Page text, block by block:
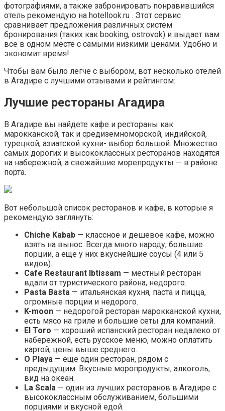
фотографиями, а также забронировать понравившийся
отель рекомендую на hotellook.ru . Этот сервис
сравнивает предложения различных систем
бронирования (таких как booking, ostrovok) и выдает вам
все в одном месте с самыми низкими ценами. Удобно и
экономит время!
Чтобы вам было легче с выбором, вот несколько отелей
в Агадире с лучшими отзывами и рейтингом:
Лучшие рестораны Агадира
В Агадире вы найдете кафе и рестораны как
марокканской, так и средиземноморской, индийской,
турецкой, азиатской кухни- выбор большой. Множество
самых дорогих и высококлассных ресторанов находятся
на набережной, а свежайшие морепродукты — в районе
порта.
Вот небольшой список ресторанов и кафе, в которые я
рекомендую заглянуть:
Chiche Kabab — классное и дешевое кафе, можно
взять на вынос. Всегда много народу, большие
порции, а еще у них вкуснейшие соусы (4 или 5
видов).
Cafe Restaurant Ibtissam — местный ресторан
вдали от туристического района, недорого.
Pasta Basta — итальянская кухня, паста и пицца,
огромные порции и недорого.
K-moon — недорогой ресторан марокканской кухни,
есть мясо на гриле и большие сеты для компаний.
El Toro — хороший испанский ресторан недалеко от
набережной, есть русское меню, можно оплатить
картой, цены выше среднего.
O Playa — еще один ресторан, рядом с
предыдущим. Вкусные моропродукты, алкоголь,
вид на океан.
La Scala — один из лучших ресторанов в Агадире с
высококлассным обслуживанием, большими
порциями и вкусной едой.